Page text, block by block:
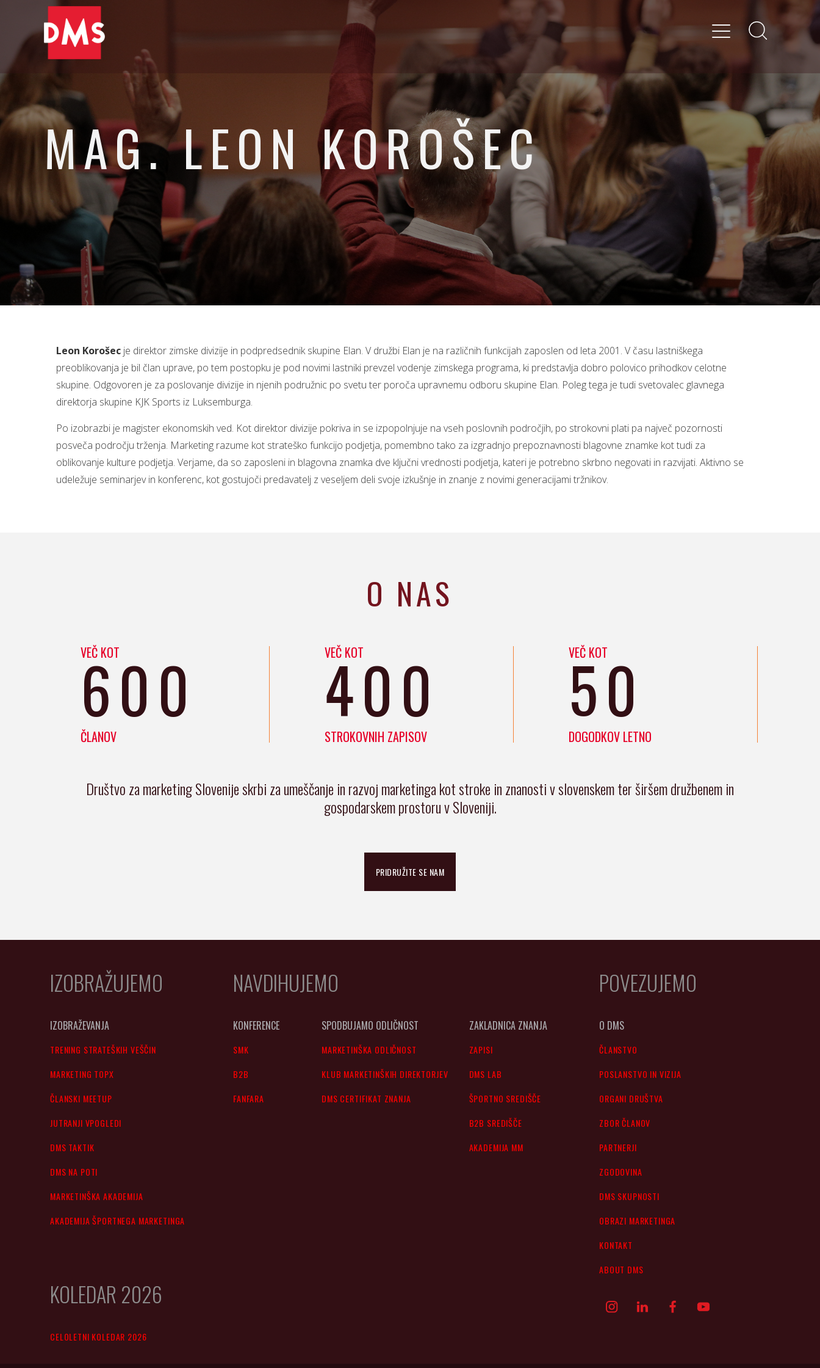
MAG. LEON KOROŠEC
Direktor zimske divizije in podpredsednik skupine Elan
Leon Korošec je direktor zimske divizije in podpredsednik skupine Elan. V družbi Elan je na različnih funkcijah zaposlen od leta 2001. V času lastniškega
preoblikovanja je bil član uprave, po tem postopku je pod novimi lastniki prevzel vodenje zimskega programa, ki predstavlja dobro polovico prihodkov celotne
skupine. Odgovoren je za poslovanje divizije in njenih podružnic po svetu ter poroča upravnemu odboru skupine Elan. Poleg tega je tudi svetovalec glavnega
direktorja skupine KJK Sports iz Luksemburga.
Po izobrazbi je magister ekonomskih ved. Kot direktor divizije pokriva in se izpopolnjuje na vseh poslovnih področjih, po strokovni plati pa največ pozornosti
posveča področju trženja. Marketing razume kot strateško funkcijo podjetja, pomembno tako za izgradnjo prepoznavnosti blagovne znamke kot tudi za
oblikovanje kulture podjetja. Verjame, da so zaposleni in blagovna znamka dve ključni vrednosti podjetja, kateri je potrebno skrbno negovati in razvijati. Aktivno se
udeležuje seminarjev in konferenc, kot gostujoči predavatelj z veseljem deli svoje izkušnje in znanje z novimi generacijami tržnikov.
O NAS
VEČ KOT
600
ČLANOV
VEČ KOT
400
STROKOVNIH ZAPISOV
VEČ KOT
50
DOGODKOV LETNO
Društvo za marketing Slovenije skrbi za umeščanje in razvoj marketinga kot stroke in znanosti v slovenskem ter širšem družbenem in
gospodarskem prostoru v Sloveniji.
PRIDRUŽITE SE NAM
IZOBRAŽUJEMO
IZOBRAŽEVANJA
TRENING STRATEŠKIH VEŠČIN
MARKETING TOPX
ČLANSKI MEETUP
JUTRANJI VPOGLEDI
DMS TAKTIK
DMS NA POTI
MARKETINŠKA AKADEMIJA
AKADEMIJA ŠPORTNEGA MARKETINGA
KOLEDAR 2026
CELOLETNI KOLEDAR 2026
NAVDIHUJEMO
KONFERENCE
SMK
B2B
FANFARA
SPODBUJAMO ODLIČNOST
MARKETINŠKA ODLIČNOST
KLUB MARKETINŠKIH DIREKTORJEV
DMS CERTIFIKAT ZNANJA
ZAKLADNICA ZNANJA
ZAPISI
DMS LAB
ŠPORTNO SREDIŠČE
B2B SREDIŠČE
AKADEMIJA MM
POVEZUJEMO
O DMS
ČLANSTVO
POSLANSTVO IN VIZIJA
ORGANI DRUŠTVA
ZBOR ČLANOV
PARTNERJI
ZGODOVINA
DMS SKUPNOSTI
OBRAZI MARKETINGA
KONTAKT
ABOUT DMS